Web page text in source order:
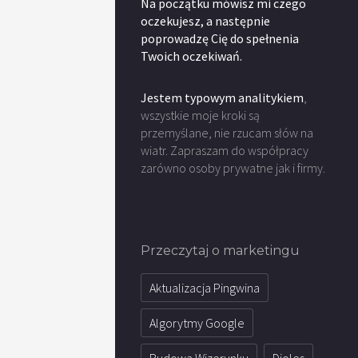
Na początku mówisz mi czego
oczekujesz, a następnie
poprowadzę Cię do spełnenia
Twoich oczekiwań.
Jestem typowym analitykiem,
wszystkie moje kroki są
przemyślane, nie rzucam słów na
wiatr. Zapraszam do współpracy
zarówno osoby prywatne jak i firmy.
Przeczytaj o marketingu
Aktualizacja Pingwina
Algorytmy Google